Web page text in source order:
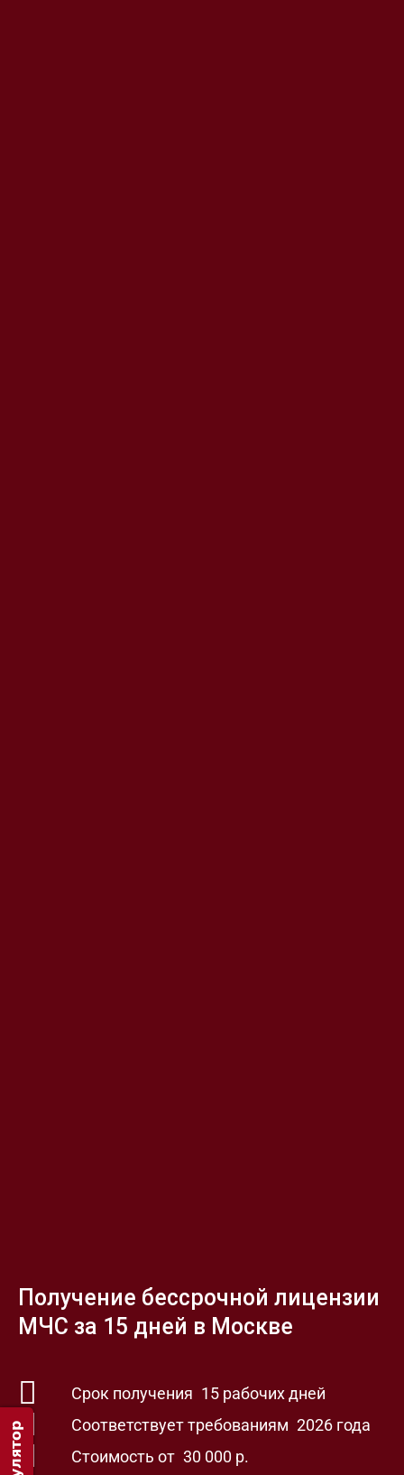
Получение бессрочной лицензии
МЧС за 15 дней в Москве
Срок получения 15 рабочих дней
Соответствует требованиям 2026 года
Стоимость от 30 000 р.